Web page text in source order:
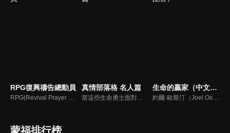
RPG復興禱告總動員
RPG(Revival Prayer Group復興禱告小組)，只要三個人聚集就可以禱告。由寇紹恩牧師特別參與製作、主持，讓見證複製見證，使聽聞中的神蹟奇事，成為你我的經歷，進而翻轉迎向復興！
真情部落格 名人篇
當這些生命勇士面對自己生命中的難題時，選擇靠著信靠耶穌來勇敢勝過，這些可愛的基督徒們，願意把自己生命裡最黑暗軟弱的一面和大家分享，為的就是將來自天上那最美好的福分帶給人們，每一個有血有淚的生命見證，都是最震撼人心的蛻變，最深刻的真實。
生命的贏家（中文配音）
約爾·歐斯汀（Joel Osteen）綽號是「微笑的傳道者」，是美國的宣教士、電視佈道家和作家，他在美國最大的基督教會湖木教會擔任主任牧師。2004年，他的第一本書「活出美好」，首次出版就登上紐約時報暢銷書的榜首，這本書在紐約時報暢銷200多週。
蒙福排行榜